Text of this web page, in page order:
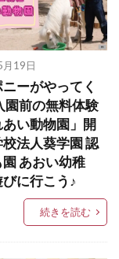
19日
ーがやってく
園前の無料体験
い動物園」開
法人葵学園 認
あおい幼稚
に行こう♪
続きを読む